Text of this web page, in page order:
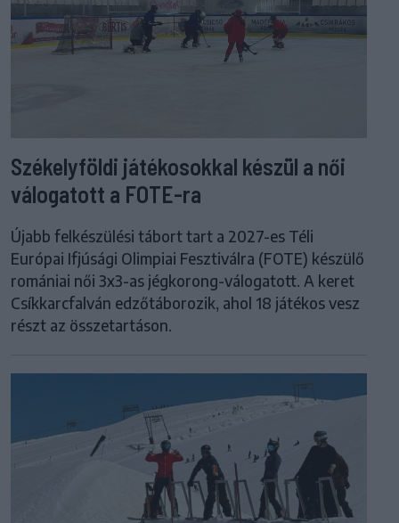
Székelyföldi játékosokkal készül a női
válogatott a FOTE-ra
Újabb felkészülési tábort tart a 2027-es Téli
Európai Ifjúsági Olimpiai Fesztiválra (FOTE) készülő
romániai női 3x3-as jégkorong-válogatott. A keret
Csíkkarcfalván edzőtáborozik, ahol 18 játékos vesz
részt az összetartáson.